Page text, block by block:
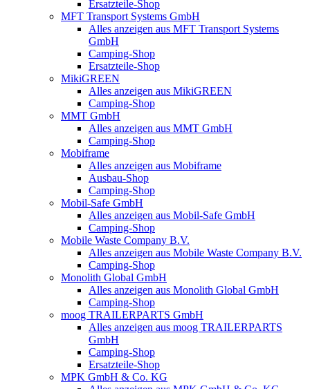
Ersatzteile-Shop
MFT Transport Systems GmbH
Alles anzeigen aus MFT Transport Systems
GmbH
Camping-Shop
Ersatzteile-Shop
MikiGREEN
Alles anzeigen aus MikiGREEN
Camping-Shop
MMT GmbH
Alles anzeigen aus MMT GmbH
Camping-Shop
Mobiframe
Alles anzeigen aus Mobiframe
Ausbau-Shop
Camping-Shop
Mobil-Safe GmbH
Alles anzeigen aus Mobil-Safe GmbH
Camping-Shop
Mobile Waste Company B.V.
Alles anzeigen aus Mobile Waste Company B.V.
Camping-Shop
Monolith Global GmbH
Alles anzeigen aus Monolith Global GmbH
Camping-Shop
moog TRAILERPARTS GmbH
Alles anzeigen aus moog TRAILERPARTS
GmbH
Camping-Shop
Ersatzteile-Shop
MPK GmbH & Co. KG